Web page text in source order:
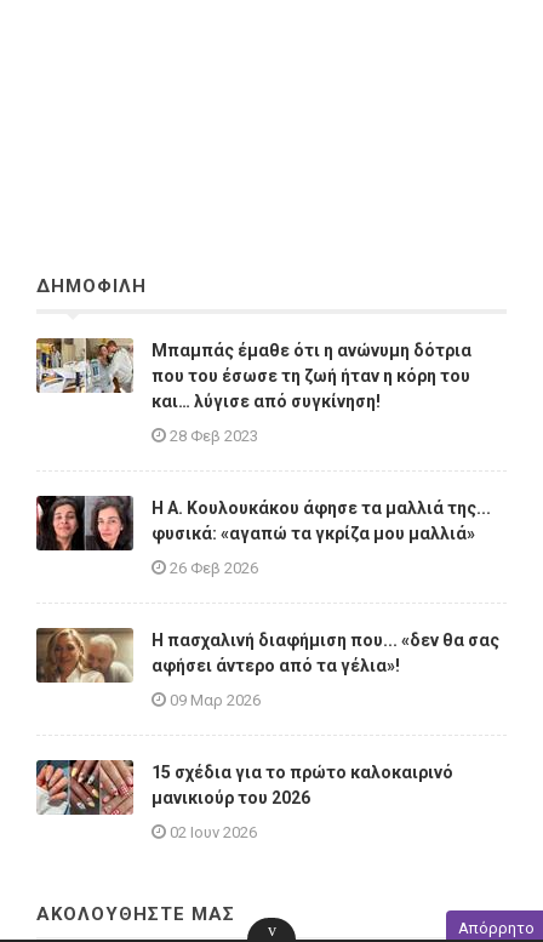
ΔΗΜΟΦΙΛΗ
Μπαμπάς έμαθε ότι η ανώνυμη δότρια
που του έσωσε τη ζωή ήταν η κόρη του
και… λύγισε από συγκίνηση!
28 Φεβ 2023
Η A. Κουλουκάκου άφησε τα μαλλιά της...
φυσικά: «αγαπώ τα γκρίζα μου μαλλιά»
26 Φεβ 2026
Η πασχαλινή διαφήμιση που... «δεν θα σας
αφήσει άντερο από τα γέλια»!
09 Μαρ 2026
15 σχέδια για το πρώτο καλοκαιρινό
μανικιούρ του 2026
02 Ιουν 2026
ΑΚΟΛΟΥΘΗΣΤΕ ΜΑΣ
Απόρρητο
v